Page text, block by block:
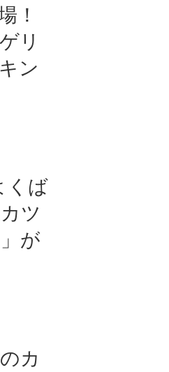
！
リ
ン
くば
ツ
が
カ